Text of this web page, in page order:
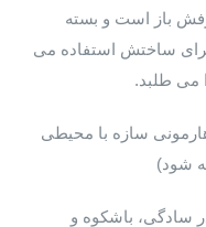
باز است و بسته
ساختش استفاده می
می طلبد.
سازه با محیطی
شود)
سادگی، باشکوه و